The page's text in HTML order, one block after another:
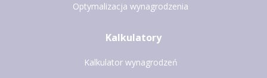
Optymalizacja wynagrodzenia
Kalkulatory
Kalkulator wynagrodzeń